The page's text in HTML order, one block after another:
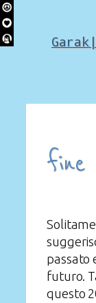
Skip
to
content
fine
passato
futuro.
questo